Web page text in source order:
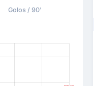
Golos / 90'